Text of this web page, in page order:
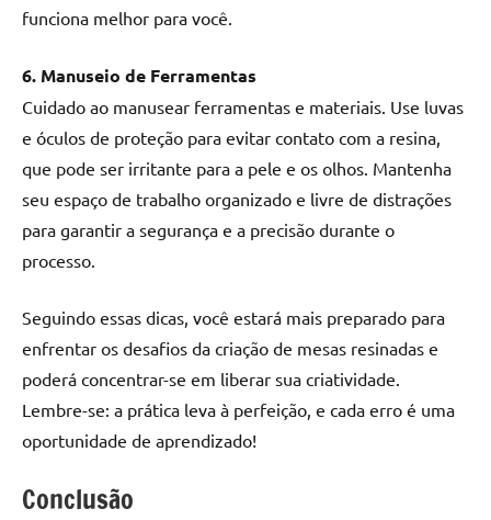
funciona melhor para você.
6. Manuseio de Ferramentas
Cuidado ao manusear ferramentas e materiais. Use luvas
e óculos de proteção para evitar contato com a resina,
que pode ser irritante para a pele e os olhos. Mantenha
seu espaço de trabalho organizado e livre de distrações
para garantir a segurança e a precisão durante o
processo.
Seguindo essas dicas, você estará mais preparado para
enfrentar os desafios da criação de mesas resinadas e
poderá concentrar-se em liberar sua criatividade.
Lembre-se: a prática leva à perfeição, e cada erro é uma
oportunidade de aprendizado!
Conclusão